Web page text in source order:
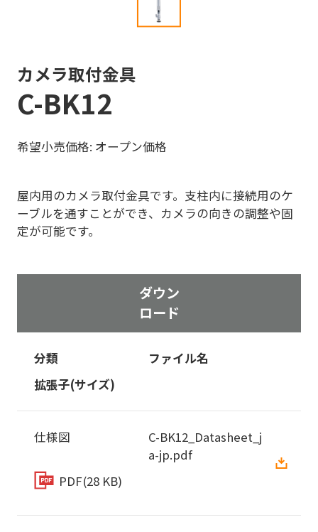
カメラ取付金具
C-BK12
希望小売価格: オープン価格
屋内用のカメラ取付金具です。支柱内に接続用のケ
ーブルを通すことができ、カメラの向きの調整や固
定が可能です。
ダウン
ロード
分類
ファイル名
拡張子(サイズ)
仕様図
C-BK12_Datasheet_j
a-jp.pdf
PDF(28 KB)